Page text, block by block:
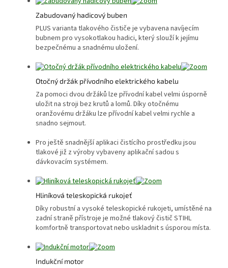
Zabudovaný hadicový buben
PLUS varianta tlakového čističe je vybavena navíjecím
bubnem pro vysokotlakou hadici, který slouží k jejímu
bezpečnému a snadnému uložení.
Otočný držák přívodního elektrického kabelu
Za pomoci dvou držáků lze přívodní kabel velmi úsporně
uložit na stroji bez krutů a lomů. Díky otočnému
oranžovému držáku lze přívodní kabel velmi rychle a
snadno sejmout.
Pro ještě snadnější aplikaci čistícího prostředku jsou
tlakové již z výroby vybaveny aplikační sadou s
dávkovacím systémem.
Hliníková teleskopická rukojeť
Díky robustní a vysoké teleskopické rukojeti, umístěné na
zadní straně přístroje je možné tlakový čistič STIHL
komfortně transportovat nebo uskladnit s úsporou místa.
Indukční motor